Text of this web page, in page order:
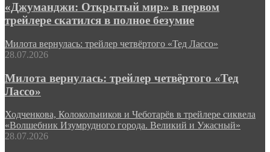
«Джуманджи: Открытый мир» в первом
трейлере скатился в полное безумие
Милота вернулась: трейлер четвёртого «Тед Лассо»
28.07.2026
Милота вернулась: трейлер четвёртого «Тед
Лассо»
Ходченкова, Колокольников и Чеботарёв в трейлере сиквела
«Волшебник Изумрудного города. Великий и Ужасный»
28.07.2026